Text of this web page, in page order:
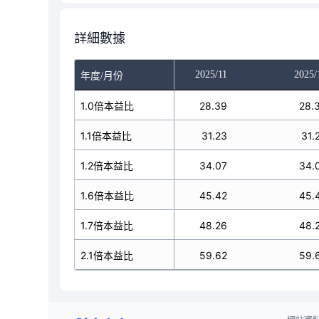
詳細數據
年度/月份
2025/10 2025/11 2025/
1.0倍本益比
1.1倍本益比
1.2倍本益比
1.6倍本益比
1.7倍本益比
2.1倍本益比
28.39 28.39
31.23 31.23
34.07 34.07
45.42 45.42
48.26 48.26
59.62 59.62